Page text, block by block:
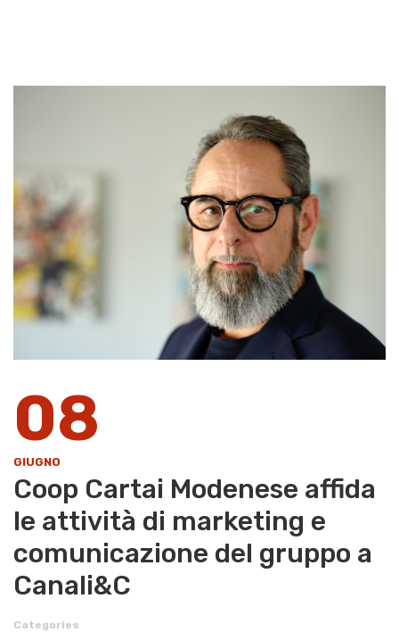
08
GIUGNO
Coop Cartai Modenese affida
le attività di marketing e
comunicazione del gruppo a
Canali&C
Categories